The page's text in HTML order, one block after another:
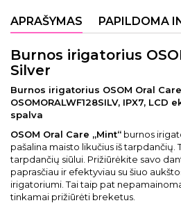
APRAŠYMAS PAPILDOMA
Burnos irigatorius
Silver
Burnos irigatorius OSOM Oral Care
OSOMORALWF128SILV, IPX7, LCD
spalva
OSOM Oral Care „Mint“ burnos
pašalina maisto likučius iš tarpdančių.
tarpdančių siūlui. Prižiūrėkite savo
paprasčiau ir efektyviau su šiuo
irigatoriumi. Tai taip pat
tinkamai prižiūrėti breketus.